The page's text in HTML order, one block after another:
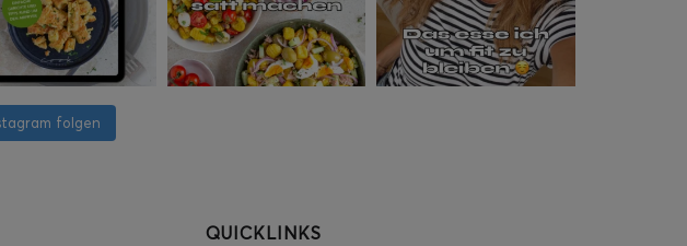
folgen
QUICKLINKS